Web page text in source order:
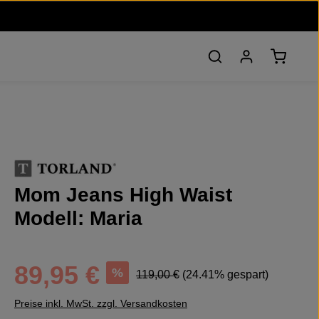
Mom Jeans High Waist
Modell: Maria
Verkaufspreis:
89,95 € %
119,00 € (24.41% gespart)
Preise inkl. MwSt. zzgl. Versandkosten